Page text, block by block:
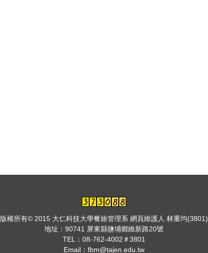
版權所有© 2015 大仁科技大學餐旅管理系 網頁維護人 林重均(3801)
地址： 90741 屏東縣鹽埔鄉維新路20號
TEL： 08-762-4002＃3801
Email：fbm@tajen.edu.tw